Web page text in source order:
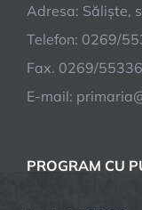
Adresa: Săliște,
Telefon: 0269/
Fax. 0269/
E-mail:
PROGRAM CU